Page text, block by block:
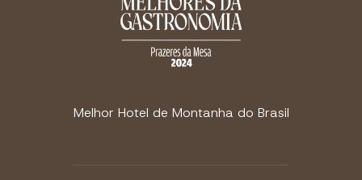
Melhor Hotel de Montanha do Brasil